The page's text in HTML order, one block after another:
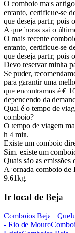
O comboio mais
entanto, certifique-se
que deseja partir, pois
A que horas sai o
O mais recente
entanto, certifique-se
que deseja partir, pois
Devo reservar minha
Se puder,
para garantir uma
que encontramos é €
dependendo da
Qual é o tempo de
comboio?
O tempo de viagem
h 4 min.
Existe um comboio
Sim, existe um
Quais são as
A jornada comboio de
9.61kg.
Ir local de Beja
Comboios Beja -
- Rio de Mouro